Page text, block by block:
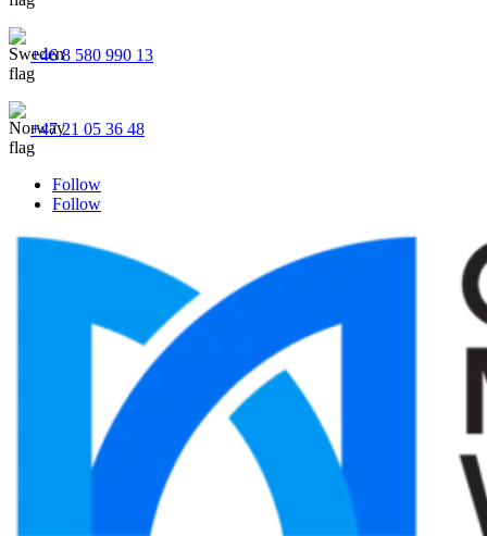
+46 8 580 990 13
+47 21 05 36 48
Follow
Follow